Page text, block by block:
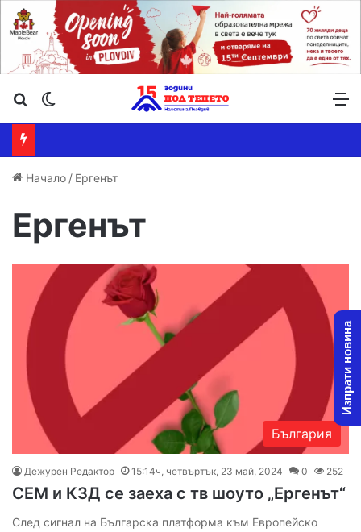
Търсене ...
Начало / Ергенът
Ергенът
България
Дежурен Редактор 15:14ч, четвъртък, 23 май, 2024 0 252
СЕМ и КЗД се заеха с тв шоуто „Ергенът“
След сигнал на Българска платформа към Европейско
Изпрати новина